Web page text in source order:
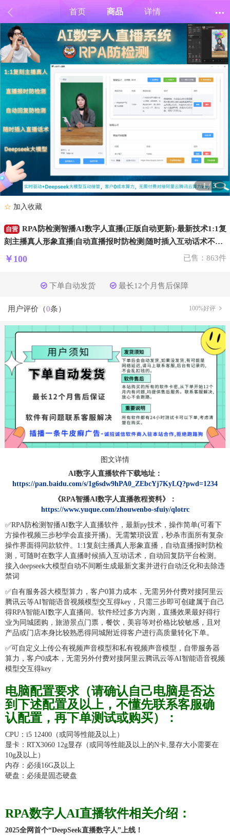
首页 商品 详情
1/ 3
☆ 加入收藏
自营
RPA防检测智播AI数字人直播(正版自动更新)-最新技术1:1复
刻主播真人形象直播|自动直播报时防检测|随时插入互动话术不重
复|自动回复防平台检测|接入Deepseek大模型||支持抖音,快手,视频
￥100 已售：863件
下单自动发货 最长12个月售后保障
用户评价（0条） 100%好评
图文详情
AI数字人直播软件下载地址：
https://pan.baidu.com/s/1g6sdw9hPA0_ZEbcYj7KyLQ?pwd=1234
《RPA智播AI数字人直播教程资料》
：
https://www.yuque.com/zhouwenbo-sfuiy/qlotrc
✅RPA防检测智播AI数字人直播软件，最新py技术，操作简单(可看下
方操作视频三步秒学会直接开播)。无需繁琐设置，秒杀市面所有复杂
操作界面得同款软件。1:1复刻主播真人形象直播，自动直播报时防检
测，可随时在数字人直播时候插入互动话术，自动回复防平台检测。
接入deepseek大模型自动不间断生成最新文案并进行自动泛化和去除违
禁词
✅自有服务器大模型算力，客户0算力成本，无需另外付费对接阿里云
腾讯云等AI智能语音视频模型交互得key，只需三步即可创建属于自己
得RPA智能AI数字人直播间。软件经过多方内测，直播效果最好得行
业为同城团购，旅游景点门票，餐饮，美容等对价格比较敏感，且对
产品或门店本身比较熟悉得同城附近得客户进行高质量转化下单。
✅可自定义上传公有视频声音模型和私有视频声音模型，自带服务器
算力，客户0成本，无需另外付费对接阿里云腾讯云等AI智能语音视频
模型交互得key
电脑配置要求（请确认自己电脑是否达
到下述配置及以上，不懂先联系客服确
认配置，再下单测试或购买）：
CPU：i5 12400（或同等性能及以上）
显卡：RTX3060 12g显存（或同等性能及以上的N卡,显存大小需要在
10g及以上）
内存：必须16G及以上
硬盘：必须是固态硬盘
RPA数字人AI直播软件相关介绍：
2025全网首个“DeepSeek直播数字人”上线！